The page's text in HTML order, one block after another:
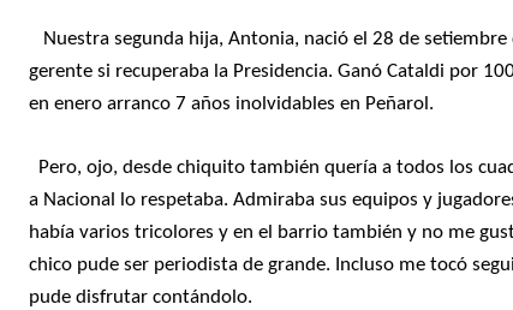
Nuestra segunda hija, Antonia, nació el 28 de
gerente si recuperaba la Presidencia. Ganó Cataldi por
en enero arranco 7 años inolvidables en Peñarol.
Pero, ojo, desde chiquito también quería a todos los
a Nacional lo respetaba. Admiraba sus equipos y
había varios tricolores y en el barrio también y no me
chico pude ser periodista de grande. Incluso me tocó
pude disfrutar contándolo.